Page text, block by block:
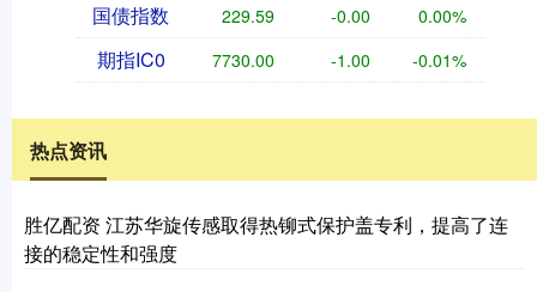
国债指数 229.59 -0.00 0.00%
期指IC0 7730.00 -1.00 -0.01%
热点资讯
胜亿配资 江苏华旋传感取得热铆式保护盖专利，提高了连
接的稳定性和强度